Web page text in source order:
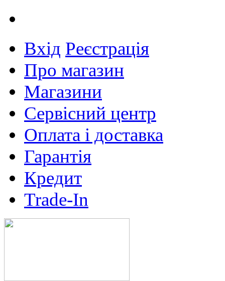
Вхід Реєстрація
Про магазин
Магазини
Сервісний центр
Оплата і доставка
Гарантія
Кредит
Trade-In